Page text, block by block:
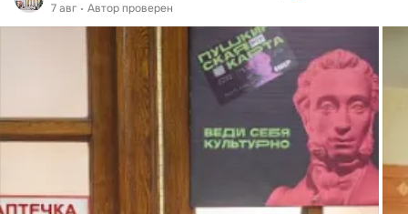
7 авг Автор проверен